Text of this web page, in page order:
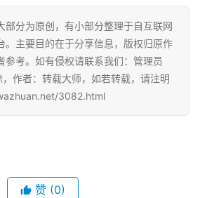
部分为原创，有小部分整理于自互联网
。主要目的在于分享信息，版权归原作
参考。如有侵权请联系我们：管理员
作者：转载大师，如若转载，请注明
3082.html
赞 (0)